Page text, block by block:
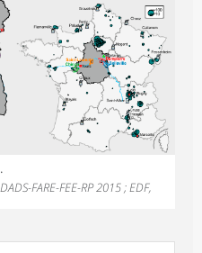
FARE-FEE-RP 2015 ; EDF,